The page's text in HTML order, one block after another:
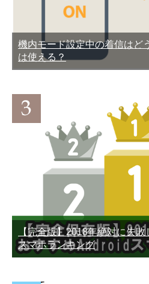
機内モード設定中の着信はど
は使える？
【完全版】2018年絶対に失
スマホランキング